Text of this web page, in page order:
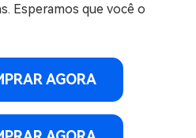
Esperamos que você o
AGORA